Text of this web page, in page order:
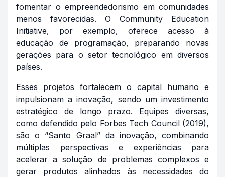
fomentar o empreendedorismo em comunidades
menos favorecidas. O Community Education
Initiative, por exemplo, oferece acesso à
educação de programação, preparando novas
gerações para o setor tecnológico em diversos
países.
Esses projetos fortalecem o capital humano e
impulsionam a inovação, sendo um investimento
estratégico de longo prazo. Equipes diversas,
como defendido pelo Forbes Tech Council (2019),
são o “Santo Graal” da inovação, combinando
múltiplas perspectivas e experiências para
acelerar a solução de problemas complexos e
gerar produtos alinhados às necessidades do